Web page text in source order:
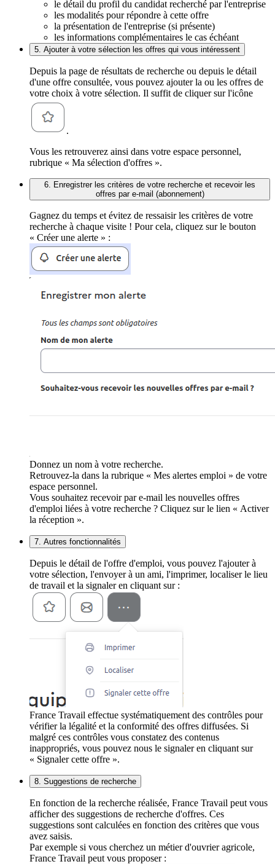
le détail du profil du candidat recherché par l'entreprise
les modalités pour répondre à cette offre
la présentation de l'entreprise (si présente)
les informations complémentaires le cas échéant
5. Ajouter à votre sélection les offres qui vous intéressent
Depuis la page de résultats de recherche ou depuis le détail
d'une offre consultée, vous pouvez ajouter la ou les offres de
votre choix à votre sélection. Il suffit de cliquer sur l'icône
.
Vous les retrouverez ainsi dans votre espace personnel,
rubrique « Ma sélection d'offres ».
6. Enregistrer les critères de votre recherche et recevoir les
offres par e-mail (abonnement)
Gagnez du temps et évitez de ressaisir les critères de votre
recherche à chaque visite ! Pour cela, cliquez sur le bouton
« Créer une alerte » :
Donnez un nom à votre recherche.
Retrouvez-la dans la rubrique « Mes alertes emploi » de votre
espace personnel.
Vous souhaitez recevoir par e-mail les nouvelles offres
d'emploi liées à votre recherche ? Cliquez sur le lien « Activer
la réception ».
7. Autres fonctionnalités
Depuis le détail de l'offre d'emploi, vous pouvez l'ajouter à
votre sélection, l'envoyer à un ami, l'imprimer, localiser le lieu
de travail et la signaler en cliquant sur :
France Travail effectue systématiquement des contrôles pour
vérifier la légalité et la conformité des offres diffusées. Si
malgré ces contrôles vous constatez des contenus
inappropriés, vous pouvez nous le signaler en cliquant sur
« Signaler cette offre ».
8. Suggestions de recherche
En fonction de la recherche réalisée, France Travail peut vous
afficher des suggestions de recherche d'offres. Ces
suggestions sont calculées en fonction des critères que vous
avez saisis.
Par exemple si vous cherchez un métier d'ouvrier agricole,
France Travail peut vous proposer :